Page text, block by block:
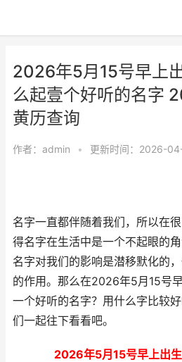
2026年5月15号早上
么起壹个好听的名字
黄历查询
作者： admin • 更新时间：2026-
名字一直都伴随着我们，所以在
得名字在生活中是一个不起眼的
名字对我们的影响是潜移默化的
的作用。那么在2026年5月15号
一个好听的名字？用什么字比较
们一起往下看看吧。
2026年5月15号早上出